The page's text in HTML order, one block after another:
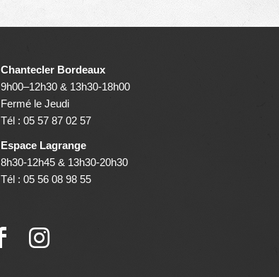
Chantecler Bordeaux
9h00–12h30 & 13h30-18h00
Fermé le Jeudi
Tél : 05 57 87 02 57
Espace Lagrange
8h30-12h45 & 13h30-20h30
Tél : 05 56 08 98 55